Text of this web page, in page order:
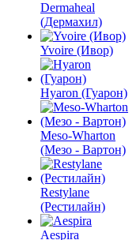
Dermaheal
(Дермахил)
Yvoire (Ивор)
Hyaron (Гуарон)
Meso-Wharton
(Мезо - Вартон)
Restylane
(Рестилайн)
Aespira